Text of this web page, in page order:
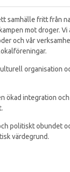
samhälle fritt från
mot droger. Vi
och vår
organisation
ökad integration
politiskt obundet
värdegrund.